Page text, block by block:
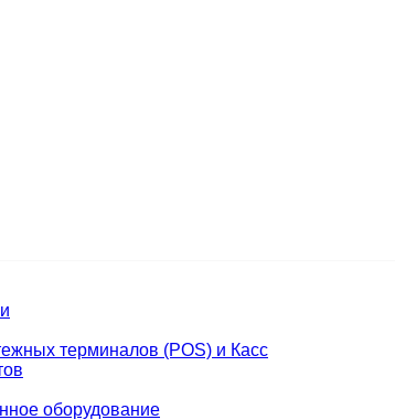
терминалов (POS) и Касс
оборудование